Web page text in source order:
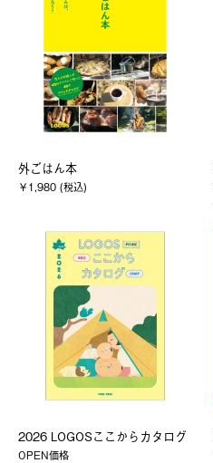
外ごはん本
￥1,980 (税込)
2026 LOGOSここからカタログ
OPEN価格